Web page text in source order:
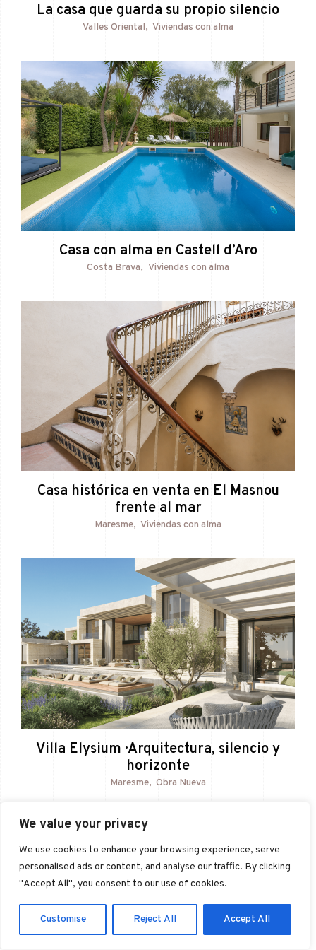
We value your privacy
We use cookies to enhance your browsing experience, serve
personalised ads or content, and analyse our traffic. By clicking
"Accept All", you consent to our use of cookies.
Customise Reject All Accept All
La casa que guarda su propio silencio
Valles Oriental Viviendas con alma
Casa con alma en Castell d’Aro
Costa Brava Viviendas con alma
Casa histórica en venta en El Masnou
frente al mar
Maresme Viviendas con alma
Villa Elysium · Arquitectura, silencio y
horizonte
Maresme Obra Nueva